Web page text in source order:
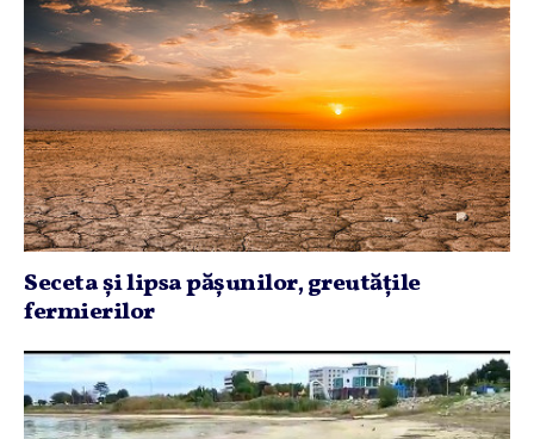
Seceta şi lipsa păşunilor, greutăţile
fermierilor